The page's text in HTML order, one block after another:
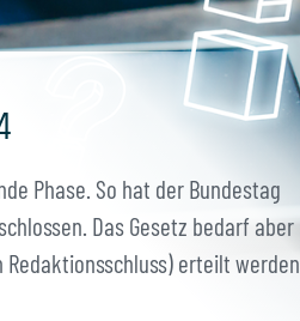
Phase. So hat der Bundestag
Das Gesetz bedarf aber
Redaktionsschluss) erteilt werden